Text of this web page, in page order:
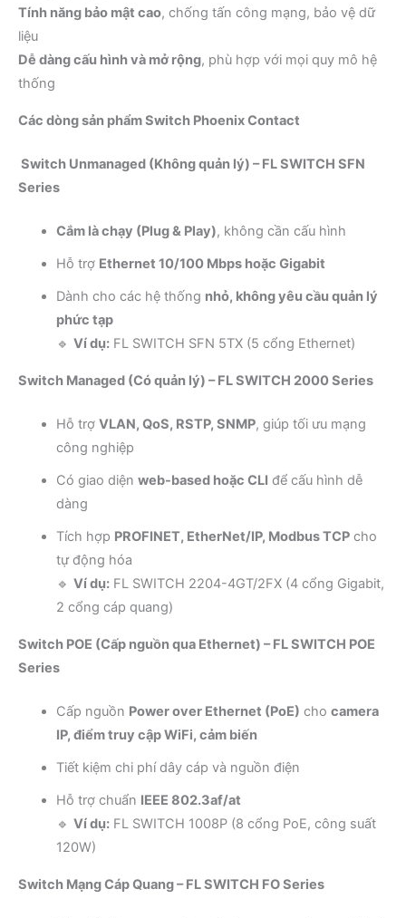
Tính năng bảo mật cao, chống tấn công mạng, bảo vệ dữ
liệu
Dễ dàng cấu hình và mở rộng, phù hợp với mọi quy mô hệ
thống
Các dòng sản phẩm Switch Phoenix Contact
Switch Unmanaged (Không quản lý) – FL SWITCH SFN
Series
Cắm là chạy (Plug & Play), không cần cấu hình
Hỗ trợ Ethernet 10/100 Mbps hoặc Gigabit
Dành cho các hệ thống nhỏ, không yêu cầu quản lý
phức tạp
🔹 Ví dụ: FL SWITCH SFN 5TX (5 cổng Ethernet)
Switch Managed (Có quản lý) – FL SWITCH 2000 Series
Hỗ trợ VLAN, QoS, RSTP, SNMP, giúp tối ưu mạng
công nghiệp
Có giao diện web-based hoặc CLI để cấu hình dễ
dàng
Tích hợp PROFINET, EtherNet/IP, Modbus TCP cho
tự động hóa
🔹 Ví dụ: FL SWITCH 2204-4GT/2FX (4 cổng Gigabit,
2 cổng cáp quang)
Switch POE (Cấp nguồn qua Ethernet) – FL SWITCH POE
Series
Cấp nguồn Power over Ethernet (PoE) cho camera
IP, điểm truy cập WiFi, cảm biến
Tiết kiệm chi phí dây cáp và nguồn điện
Hỗ trợ chuẩn IEEE 802.3af/at
🔹 Ví dụ: FL SWITCH 1008P (8 cổng PoE, công suất
120W)
Switch Mạng Cáp Quang – FL SWITCH FO Series